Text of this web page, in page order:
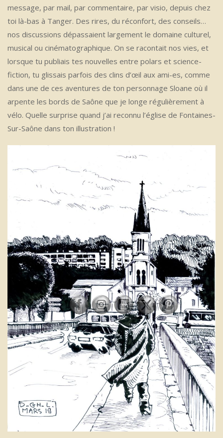
message, par mail, par commentaire, par visio, depuis chez
toi là-bas à Tanger. Des rires, du réconfort, des conseils…
nos discussions dépassaient largement le domaine culturel,
musical ou cinématographique. On se racontait nos vies, et
lorsque tu publiais tes nouvelles entre polars et science-
fiction, tu glissais parfois des clins d’œil aux ami-es, comme
dans une de ces aventures de ton personnage Sloane où il
arpente les bords de Saône que je longe régulièrement à
vélo. Quelle surprise quand j’ai reconnu l’église de Fontaines-
Sur-Saône dans ton illustration !